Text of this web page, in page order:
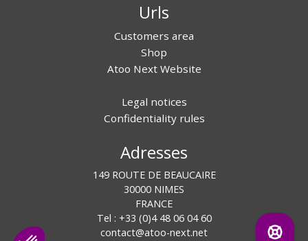
Urls
Customers area
Shop
Atoo Next Website
Legal notices
Confidentiality rules
Adresses
149 ROUTE DE BEAUCAIRE
30000 NIMES
FRANCE
Tel : +33 (0)4 48 06 04 60
contact@atoo-next.net